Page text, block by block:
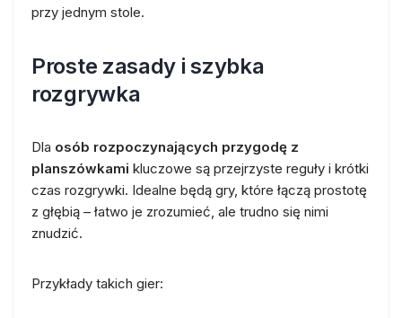
przy jednym stole.
Proste zasady i szybka
rozgrywka
Dla osób rozpoczynających przygodę z
planszówkami kluczowe są przejrzyste reguły i krótki
czas rozgrywki. Idealne będą gry, które łączą prostotę
z głębią – łatwo je zrozumieć, ale trudno się nimi
znudzić.
Przykłady takich gier: